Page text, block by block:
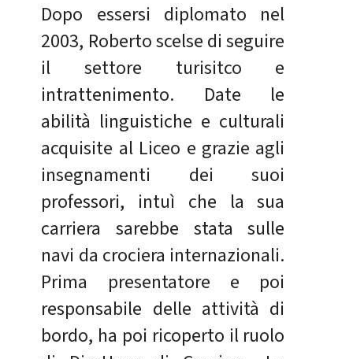
Dopo essersi diplomato nel
2003, Roberto scelse di seguire
il settore turisitco e
intrattenimento. Date le
abilità linguistiche e culturali
acquisite al Liceo e grazie agli
insegnamenti dei suoi
professori, intuì che la sua
carriera sarebbe stata sulle
navi da crociera internazionali.
Prima presentatore e poi
responsabile delle attività di
bordo, ha poi ricoperto il ruolo